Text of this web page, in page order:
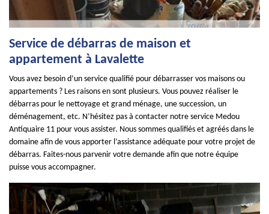
Service de débarras de maison et
appartement à Lavalette
Vous avez besoin d’un service qualifié pour débarrasser vos maisons ou
appartements ? Les raisons en sont plusieurs. Vous pouvez réaliser le
débarras pour le nettoyage et grand ménage, une succession, un
déménagement, etc. N’hésitez pas à contacter notre service Medou
Antiquaire 11 pour vous assister. Nous sommes qualifiés et agréés dans le
domaine afin de vous apporter l’assistance adéquate pour votre projet de
débarras. Faites-nous parvenir votre demande afin que notre équipe
puisse vous accompagner.